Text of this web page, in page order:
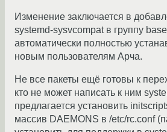
Изменение заключается в
systemd-sysvcompat в группу
автоматически полностью
новым пользователям Арча.
Не все пакеты ещё готовы к
кто не может написать к ним
предлагается установить
массив DAEMONS в /etc/rc.conf